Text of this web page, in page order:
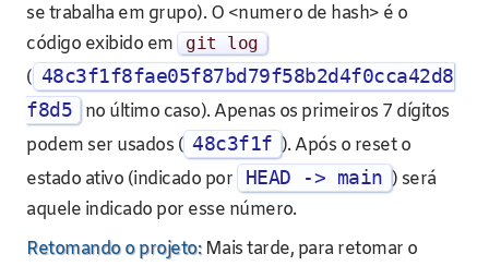
se trabalha em grupo). O <numero de hash> é o
código exibido em
git log
( 48c3f1f8fae05f87bd79f58b2d4f0cca42d8
f8d5
no último caso). Apenas os primeiros 7 dígitos
podem ser usados ( 48c3f1f ). Após o reset o
estado ativo (indicado por
HEAD -> main ) será
aquele indicado por esse número.
Retomando o projeto:Mais tarde, para retomar o